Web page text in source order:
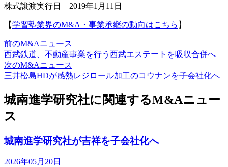
株式譲渡実行日 2019年1月11日
【学習塾業界のM&A・事業承継の動向はこちら 】
前のM&Aニュース
西武鉄道、不動産事業を行う西武エステートを吸収合併へ
次のM&Aニュース
三井松島HDが感熱レジロール加工のコウナンを子会社化へ
城南進学研究社に関連するM&Aニュー
ス
城南進学研究社が吉祥を子会社化へ
2026年05月20日